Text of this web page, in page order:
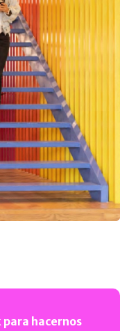
hacernos